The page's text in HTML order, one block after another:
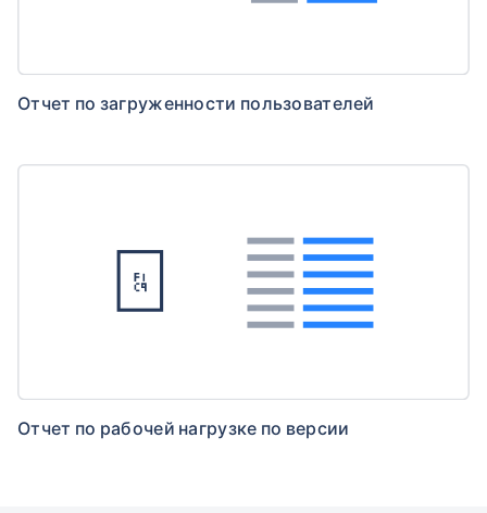
Отчет по загруженности пользователей
Отчет по рабочей нагрузке по версии